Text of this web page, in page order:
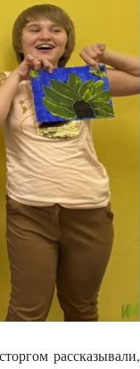
рассказывали,